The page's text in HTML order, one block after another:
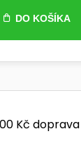
DO KOŠÍKA
Kč